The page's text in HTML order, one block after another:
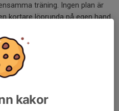
träning. Ingen plan är
kortare löprunda på egen hand
kakor